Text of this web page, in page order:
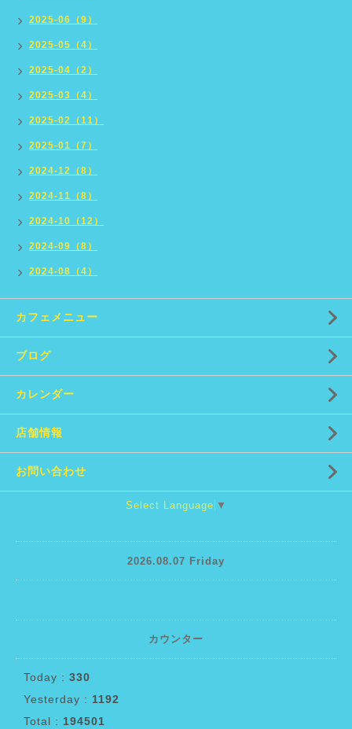
2025-06（9）
2025-05（4）
2025-04（2）
2025-03（4）
2025-02（11）
2025-01（7）
2024-12（8）
2024-11（8）
2024-10（12）
2024-09（8）
2024-08（4）
カフェメニュー
ブログ
カレンダー
店舗情報
お問い合わせ
Select Language ▼
2026.08.07 Friday
カウンター
Today : 330
Yesterday : 1192
Total : 194501